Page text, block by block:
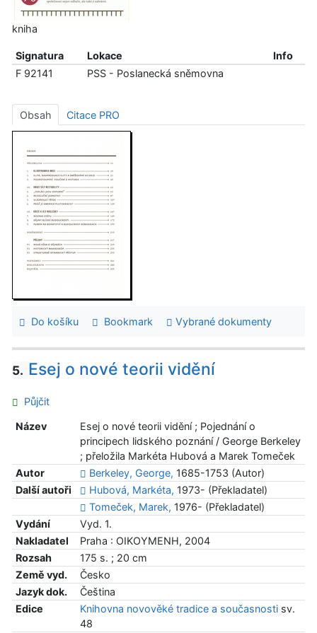
kniha
Signatura Lokace
Info
F 92141
PSS - Poslanecká sněmovna
Obsah Citace PRO
Do košíku Bookmark Vybrané dokumenty
5. Esej o nové teorii vidění
Půjčit
Název
Esej o nové teorii vidění ; Pojednání o
principech lidského poznání / George Berkeley
; přeložila Markéta Hubová a Marek Tomeček
Autor
Berkeley, George, 1685-1753 (Autor)
Další autoři
Hubová, Markéta, 1973- (Překladatel)
Tomeček, Marek, 1976- (Překladatel)
Vydání
Vyd. 1.
Nakladatel
Praha : OIKOYMENH, 2004
Rozsah
175 s. ; 20 cm
Země vyd.
Česko
Jazyk dok.
Čeština
Edice
Knihovna novověké tradice a současnostisv.
48